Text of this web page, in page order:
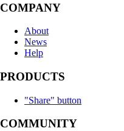
COMPANY
About
News
Help
PRODUCTS
"Share" button
COMMUNITY